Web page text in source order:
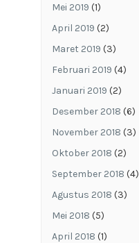
Mei 2019 (1)
April 2019 (2)
Maret 2019 (3)
Februari 2019 (4)
Januari 2019 (2)
Desember 2018 (6)
November 2018 (3)
Oktober 2018 (2)
September 2018 (4)
Agustus 2018 (3)
Mei 2018 (5)
April 2018 (1)